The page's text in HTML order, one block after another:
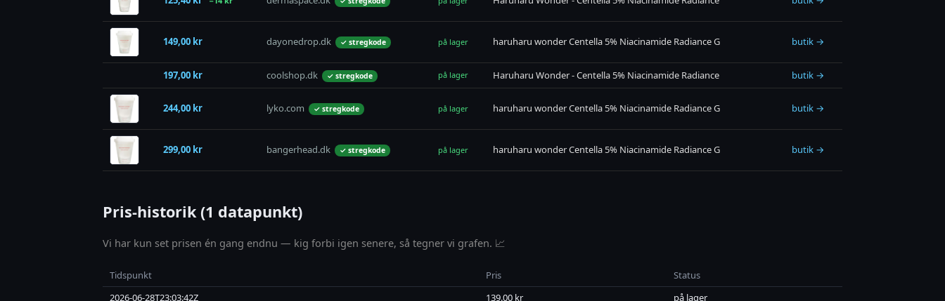
149,00 kr dayonedrop.dk ✓ stregkode på lager haruharu wonder Centella 5% Niacinamide Radiance G butik →
197,00 kr coolshop.dk ✓ stregkode på lager Haruharu Wonder - Centella 5% Niacinamide Radiance butik →
244,00 kr lyko.com ✓ stregkode på lager haruharu wonder Centella 5% Niacinamide Radiance G butik →
299,00 kr bangerhead.dk ✓ stregkode på lager haruharu wonder Centella 5% Niacinamide Radiance G butik →
Pris-historik (1 datapunkt)
Vi har kun set prisen én gang endnu — kig forbi igen senere, så tegner vi grafen. 📈
Tidspunkt Pris
Status
2026-06-28T23:03:42Z
139.00 kr på lager